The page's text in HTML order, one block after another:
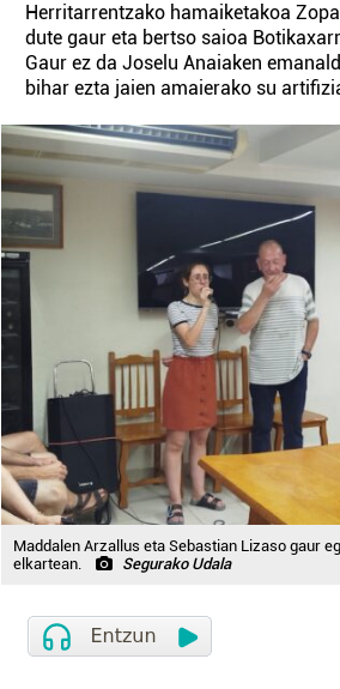
Herritarrentzako hamaiketakoa
dute gaur eta bertso saioa
Gaur ez da Joselu Anaiaken
bihar ezta jaien amaierako su
Maddalen Arzallus eta Sebastian Lizaso gaur
elkartean.
Segurako Udala